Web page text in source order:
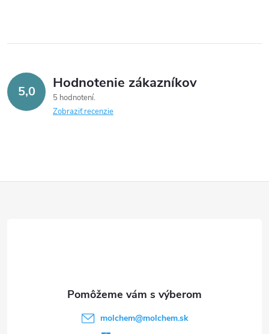
5,0 Hodnotenie zákazníkov
5 hodnotení
Zobraziť recenzie
molchem@molchem.sk